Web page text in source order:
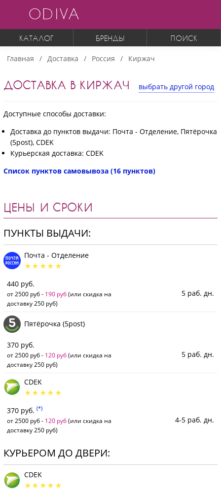
ODIVA
КАТАЛОГ БРЕНДЫ ПОИСК
Главная Доставка Россия Киржач
ДОСТАВКА В КИРЖАЧ выбрать другой город
Доступные способы доставки:
Доставка до пунктов выдачи: Почта - Отделение, Пятёрочка
(5post), CDEK
Курьерская доставка: CDEK
Список пунктов самовывоза (16 пунктов)
ЦЕНЫ И СРОКИ
ПУНКТЫ ВЫДАЧИ:
Почта - Отделение
440 руб.
от 2500 руб - 190 руб(или скидка на
доставку 250 руб)
5 раб. дн.
Пятёрочка (5post)
370 руб.
от 2500 руб - 120 руб(или скидка на
доставку 250 руб)
5 раб. дн.
CDEK
370 руб. (*)
от 2500 руб - 120 руб(или скидка на
доставку 250 руб)
4-5 раб. дн.
КУРЬЕРОМ ДО ДВЕРИ:
CDEK